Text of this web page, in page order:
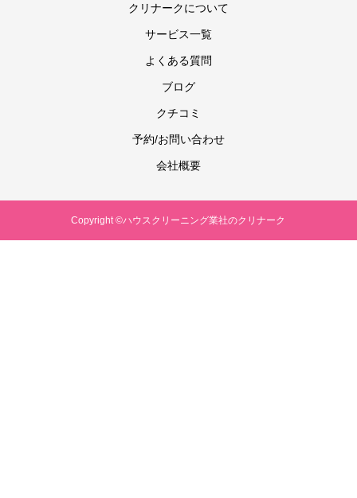
クリナークについて
サービス一覧
よくある質問
ブログ
クチコミ
予約/お問い合わせ
会社概要
Copyright ©ハウスクリーニング業社のクリナーク